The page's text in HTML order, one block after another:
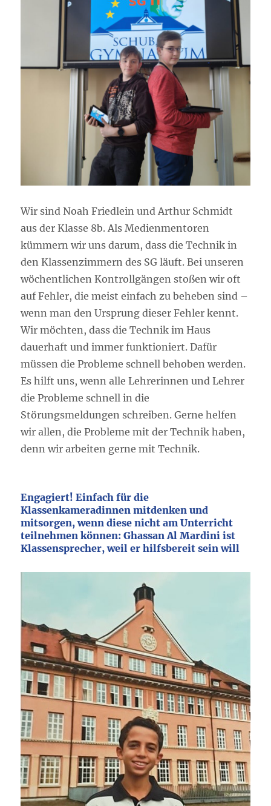
Wir sind Noah Friedlein und Arthur Schmidt
aus der Klasse 8b. Als Medienmentoren
kümmern wir uns darum, dass die Technik in
den Klassenzimmern des SG läuft. Bei unseren
wöchentlichen Kontrollgängen stoßen wir oft
auf Fehler, die meist einfach zu beheben sind –
wenn man den Ursprung dieser Fehler kennt.
Wir möchten, dass die Technik im Haus
dauerhaft und immer funktioniert. Dafür
müssen die Probleme schnell behoben werden.
Es hilft uns, wenn alle Lehrerinnen und Lehrer
die Probleme schnell in die
Störungsmeldungen schreiben. Gerne helfen
wir allen, die Probleme mit der Technik haben,
denn wir arbeiten gerne mit Technik.
Engagiert! Einfach für die
Klassenkameradinnen mitdenken und
mitsorgen, wenn diese nicht am Unterricht
teilnehmen können: Ghassan Al Mardini ist
Klassensprecher, weil er hilfsbereit sein will